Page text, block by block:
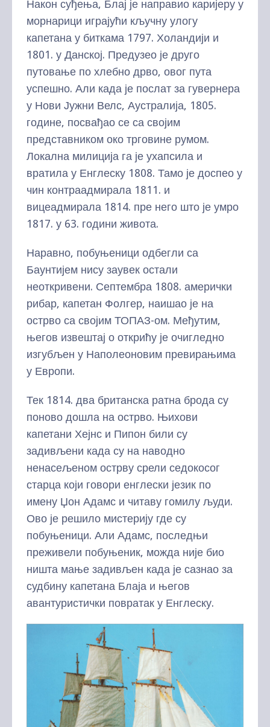
Након суђења, Блај је направио каријеру у
морнарици играјући кључну улогу
капетана у биткама 1797. Холандији и
1801. у Данској. Предузео је друго
путовање по хлебно дрво, овог пута
успешно. Али када је послат за гувернера
у Нови Јужни Велс, Аустралија, 1805.
године, посвађао се са својим
представником око трговине румом.
Локална милиција га је ухапсила и
вратила у Енглеску 1808. Тамо је доспео у
чин контраадмирала 1811. и
вицеадмирала 1814. пре него што је умро
1817. у 63. години живота.
Наравно, побуњеници одбегли са
Баунтијем нису заувек остали
неоткривени. Септембра 1808. амерички
рибар, капетан Фолгер, наишао је на
острво са својим ТОПАЗ-ом. Међутим,
његов извештај о открићу је очигледно
изгубљен у Наполеоновим превирањима
у Европи.
Тек 1814. два британска ратна брода су
поново дошла на острво. Њихови
капетани Хејнс и Пипон били су
задивљени када су на наводно
ненасељеном острву срели седокосог
старца који говори енглески језик по
имену Џон Адамс и читаву гомилу људи.
Ово је решило мистерију где су
побуњеници. Али Адамс, последњи
преживели побуњеник, можда није био
ништа мање задивљен када је сазнао за
судбину капетана Блаја и његов
авантуристички повратак у Енглеску.